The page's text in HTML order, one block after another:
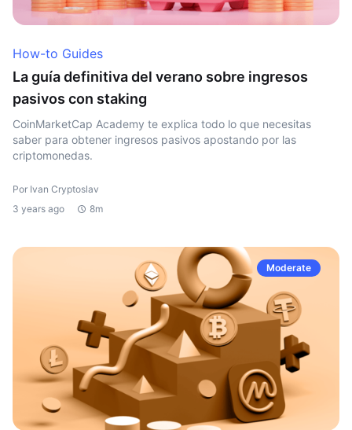
How-to Guides
La guía definitiva del verano sobre ingresos
pasivos con staking
CoinMarketCap Academy te explica todo lo que necesitas
saber para obtener ingresos pasivos apostando por las
criptomonedas.
Por Ivan Cryptoslav
3 years ago
8m
Moderate